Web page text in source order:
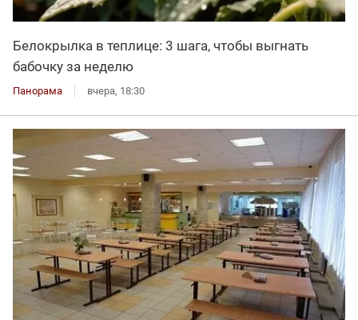
Белокрылка в теплице: 3 шага, чтобы выгнать
бабочку за неделю
Панорама вчера, 18:30